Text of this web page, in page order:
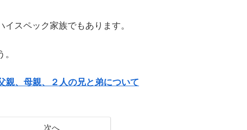
スペック家族でもあります。
、母親、２人の兄と弟について
次へ